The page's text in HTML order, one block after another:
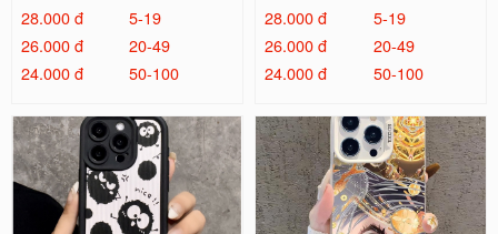
28.000 đ
5-19
26.000 đ
20-49
24.000 đ
50-100
28.000 đ
5-19
26.000 đ
20-49
24.000 đ
50-100